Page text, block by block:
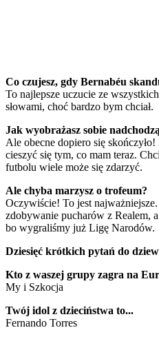
Co czujesz, gdy Bernabéu
To najlepsze uczucie ze
słowami, choć bardzo bym chciał.
Jak wyobrażasz sobie
Ale obecne dopiero się
cieszyć się tym, co mam teraz.
futbolu wiele może się zdarzyć.
Ale chyba marzysz o trofeum?
Oczywiście! To jest
zdobywanie pucharów z Realem,
bo wygraliśmy już Ligę Narodów.
Dziesięć krótkich pytań do
Kto z waszej grupy zagra na
My i Szkocja
Twój idol z dzieciństwa to...
Fernando Torres